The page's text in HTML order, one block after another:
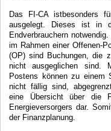
Das FI-CA istbesonders
ausgelegt. Dieses ist in
Endverbrauchern
im Rahmen einer Offenen-
(OP) sind Buchungen, die
nicht ausgeglichen sind.
Postens können zu einem
nicht fällig sind,
eine Übersicht über die
Energieversorgers dar.
der Finanzplanung.